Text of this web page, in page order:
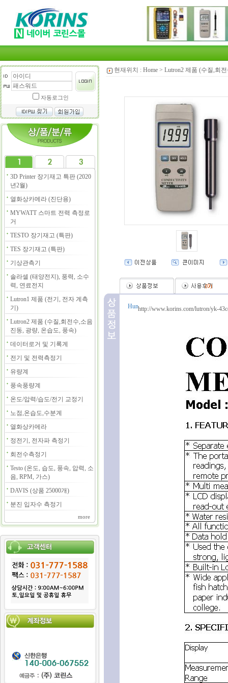
자동로그인
3D Printer 장기재고 특판 (2020
년2월)
열화상카메라 (진단용)
MYWATT 스마트 전력 측정로
거
TESTO 장기재고 (특판)
TES 장기재고 (특판)
기상관측기
솔라셀 (태양전지), 풍력, 소수
력, 연료전지
Lutron1 제품 (전기, 전자 계측
기)
Lutron2 제품 (수질,회전수,소음
진동, 광량, 온습도, 풍속)
데이터로거 및 기록계
전기 및 전력측정기
유량계
풍속풍량계
온도/압력/습도/전기 교정기
노점,온습도,수분계
열화상카메라
정전기, 전자파 측정기
회전수측정기
Testo (온도, 습도, 풍속, 압력, 소
음, RPM, 가스)
DAVIS (상품 25000개)
분진 입자수 측정기
more
현재위치 : Home > Lutron2 제품 (수질,회
(0)
http://www.korins.com/lutron/yk-